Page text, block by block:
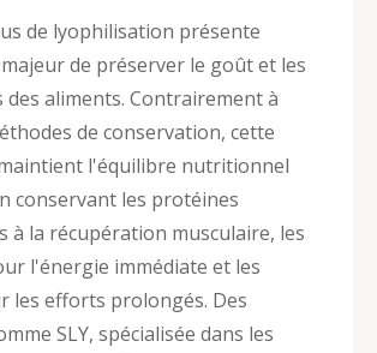
de lyophilisation présente
de préserver le goût et les
aliments. Contrairement à
de conservation, cette
l'équilibre nutritionnel
conservant les protéines
à la récupération musculaire, les
l'énergie immédiate et les
les efforts prolongés. Des
SLY, spécialisée dans les